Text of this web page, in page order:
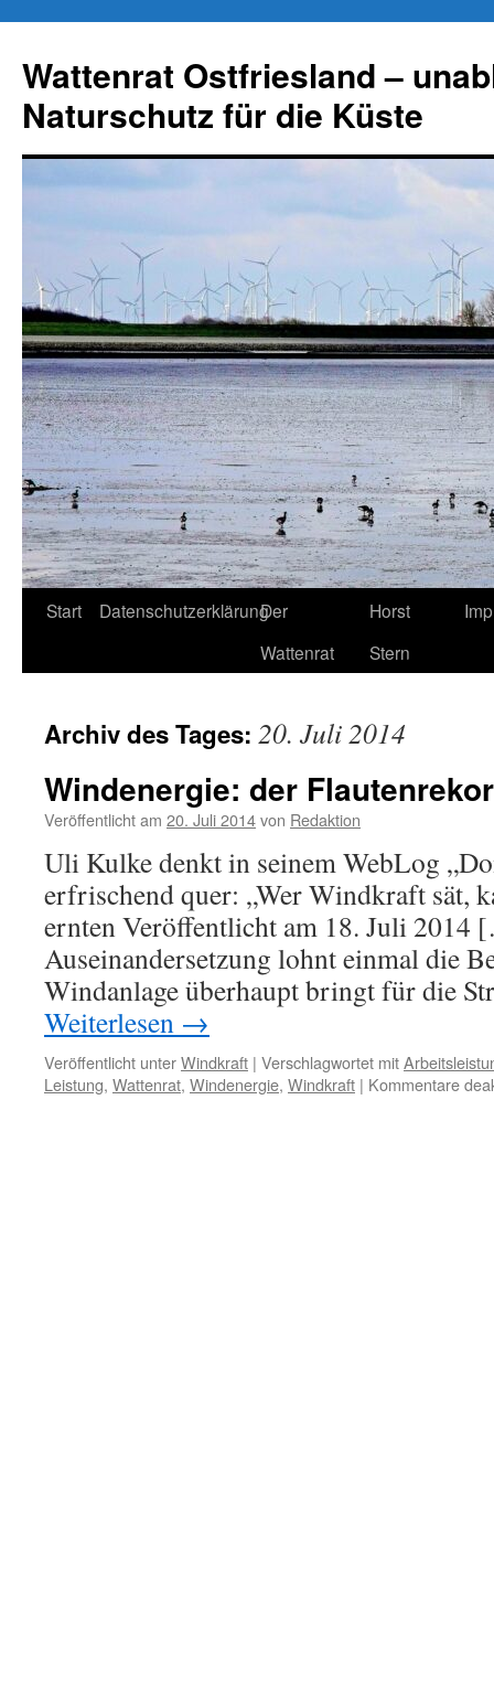
springen
Wattenrat Ostfriesland –
Naturschutz für die Küste
Start DatenschutzerklärungDer
Wattenrat
Horst
Stern
Archiv des Tages: 20. Juli 2014
Windenergie: der
Veröffentlicht am 20. Juli 2014von Redaktion
Uli Kulke denkt in seinem WebLog
erfrischend quer: „Wer Windkraft sät,
ernten Veröffentlicht am 18. Juli
Auseinandersetzung lohnt einmal die
Windanlage überhaupt bringt für die
Weiterlesen →
Veröffentlicht unterWindkraft | Verschlagwortet mit
Leistung, Wattenrat, Windenergie, Windkraft | Kommentare